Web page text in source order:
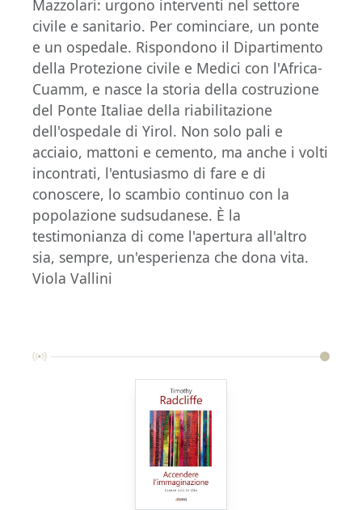
Mazzolari: urgono interventi nel settore
civile e sanitario. Per cominciare, un ponte
e un ospedale. Rispondono il Dipartimento
della Protezione civile e Medici con l'Africa-
Cuamm, e nasce la storia della costruzione
del Ponte Italiae della riabilitazione
dell'ospedale di Yirol. Non solo pali e
acciaio, mattoni e cemento, ma anche i volti
incontrati, l'entusiasmo di fare e di
conoscere, lo scambio continuo con la
popolazione sudsudanese. È la
testimonianza di come l'apertura all'altro
sia, sempre, un'esperienza che dona vita.
Viola Vallini